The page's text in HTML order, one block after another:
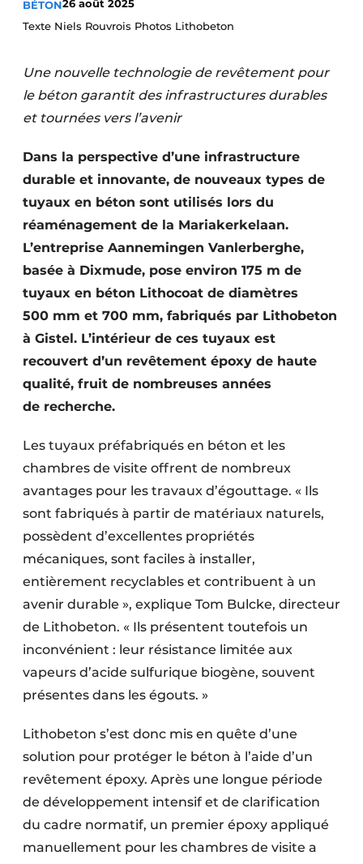
Construction bois
Contrôle d’accès
Éclairage
Fondations
Façades
Géotextiles
Infrastructures souterraines et égouttage
Protection solaire
Rénovation
Sécurité incendie
Software
Techniques ferroviaires
Travaux ferroviaires
BÉTON26 août 2025
Texte Niels Rouvrois Photos Lithobeton
Une nouvelle technologie de revêtement pour
le béton garantit des infrastructures durables
et tournées vers l’avenir
Dans la perspective d’une infrastructure
durable et innovante, de nouveaux types de
tuyaux en béton sont utilisés lors du
réaménagement de la Mariakerkelaan.
L’entreprise Aannemingen Vanlerberghe,
basée à Dixmude, pose environ 175 m de
tuyaux en béton Lithocoat de diamètres
500 mm et 700 mm, fabriqués par Lithobeton
à Gistel. L’intérieur de ces tuyaux est
recouvert d’un revêtement époxy de haute
qualité, fruit de nombreuses années
de recherche.
Les tuyaux préfabriqués en béton et les
chambres de visite offrent de nombreux
avantages pour les travaux d’égouttage. « Ils
sont fabriqués à partir de matériaux naturels,
possèdent d’excellentes propriétés
mécaniques, sont faciles à installer,
entièrement recyclables et contribuent à un
avenir durable », explique Tom Bulcke, directeur
de Lithobeton. « Ils présentent toutefois un
inconvénient : leur résistance limitée aux
vapeurs d’acide sulfurique biogène, souvent
présentes dans les égouts. »
Lithobeton s’est donc mis en quête d’une
solution pour protéger le béton à l’aide d’un
revêtement époxy. Après une longue période
de développe­ment intensif et de clarification
du cadre normatif, un premier époxy appliqué
manuellement pour les chambres de visite a